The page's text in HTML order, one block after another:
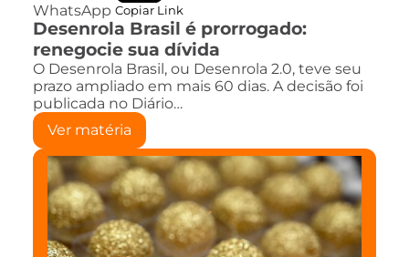
WhatsApp Copiar Link
Desenrola Brasil é prorrogado:
renegocie sua dívida
O Desenrola Brasil, ou Desenrola 2.0, teve seu
prazo ampliado em mais 60 dias. A decisão foi
publicada no Diário…
Ver matéria